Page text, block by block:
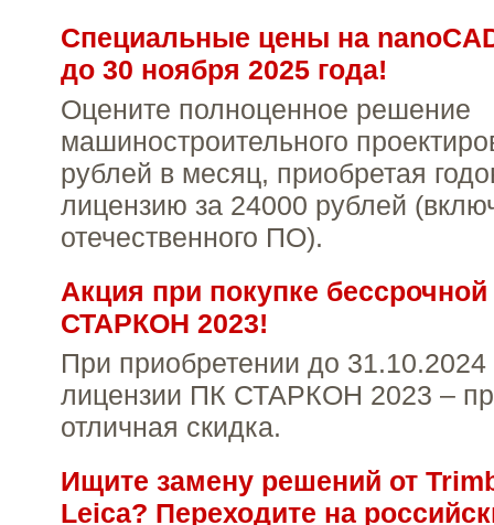
Специальные цены на
до 30 ноября 2025 года!
Оцените полноценное решение
машиностроительного
рублей в месяц, приобретая
лицензию за 24000 рублей
отечественного ПО).
Акция при покупке
СТАРКОН 2023!
При приобретении до 31.10.2024
лицензии ПК СТАРКОН 2023 –
отличная скидка.
Ищите замену решений от
Leica? Переходите на